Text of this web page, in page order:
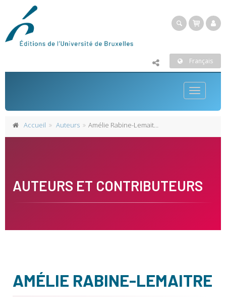
Français
Toggle
Accueil Auteurs Amélie Rabine-Lemaitre
AUTEURS ET CONTRIBUTEURS
AMÉLIE RABINE-LEMAITRE